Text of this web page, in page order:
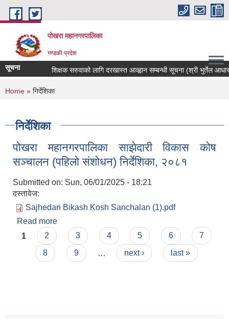
Skip to main content
पोखरा महानगरपालिका
गण्डकी प्रदेश
सूचना शिक्षक सरुवाको लागि दरखास्त आव्ह्वान सम्बन्धी सूचना (श्री भुर्तेल आधारभुत
You are here
Home » निर्देशिका
निर्देशिका
पोखरा महानगरपालिका साझेदारी विकास कोष
सञ्चालन (पहिलो संशोधन) निर्देशिका, २०८१
Submitted on: Sun, 06/01/2025 - 18:21
दस्तावेज:
Sajhedari Bikash Kosh Sanchalan (1).pdf
Read more
सञ्चालन (पहिलो संशोधन) निर्देशिका, २०८१
Pages
1 2 3 4 5 6
7
8
9 next › last »